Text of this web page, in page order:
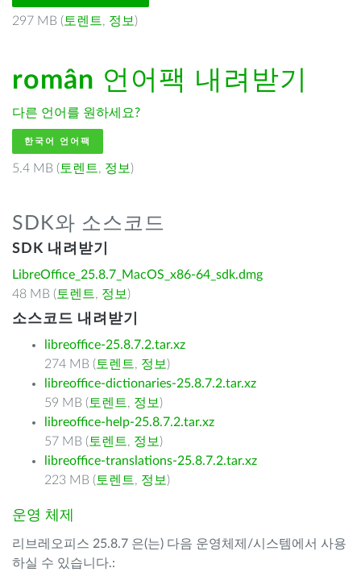
297 MB ( 토렌트, 정보 )
român 언어팩 내려받기
다른 언어를 원하세요?
한국어 언어팩
5.4 MB ( 토렌트, 정보 )
SDK와 소스코드
SDK 내려받기
LibreOffice_25.8.7_MacOS_x86-64_sdk.dmg
48 MB ( 토렌트, 정보 )
소스코드 내려받기
libreoffice-25.8.7.2.tar.xz
274 MB ( 토렌트, 정보 )
libreoffice-dictionaries-25.8.7.2.tar.xz
59 MB ( 토렌트, 정보 )
libreoffice-help-25.8.7.2.tar.xz
57 MB ( 토렌트, 정보 )
libreoffice-translations-25.8.7.2.tar.xz
223 MB ( 토렌트, 정보 )
운영 체제
리브레오피스 25.8.7 은(는) 다음 운영체제/시스템에서 사용
하실 수 있습니다.: